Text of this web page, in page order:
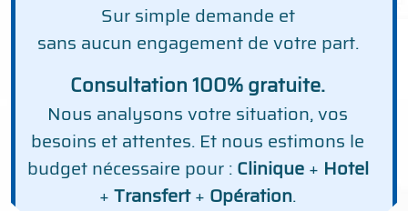
Sur simple demande et
sans aucun engagement de votre part.
Consultation 100% gratuite.
Nous analysons votre situation, vos
besoins et attentes. Et nous estimons le
budget nécessaire pour :Clinique+ Hotel
+Transfert+ Opération.